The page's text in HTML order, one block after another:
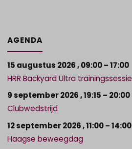
AGENDA
15 augustus 2026,09:00– 17:00
HRR Backyard Ultra trainingssessie
9 september 2026,19:15 – 20:00
Clubwedstrijd
12 september 2026,11:00– 14:00
Haagse beweegdag